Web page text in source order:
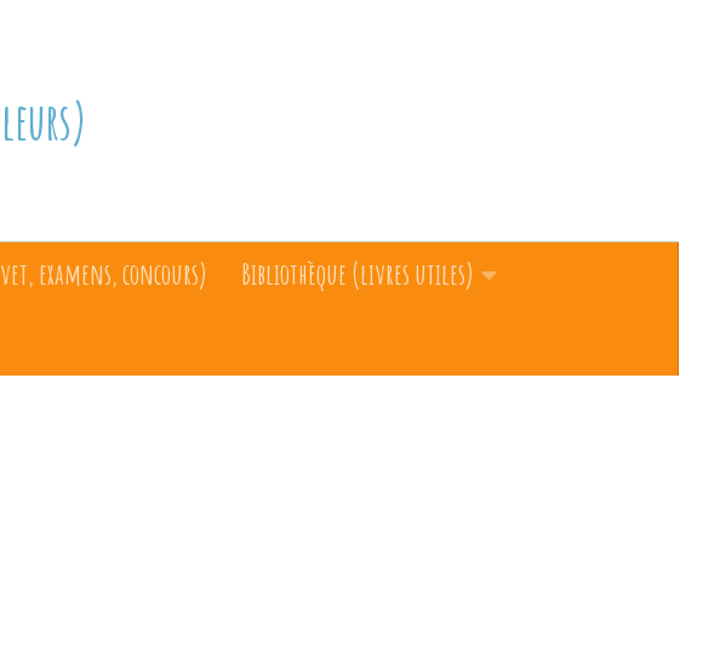
examens, concours)
Bibliothèque (livres utiles)